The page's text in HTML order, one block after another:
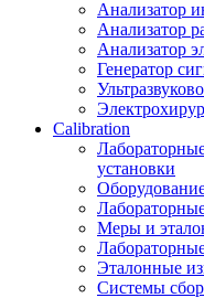
Анализатор
Анализатор
Анализатор
Генератор
Calibration
установки
Меры и
Эталонные
Системы